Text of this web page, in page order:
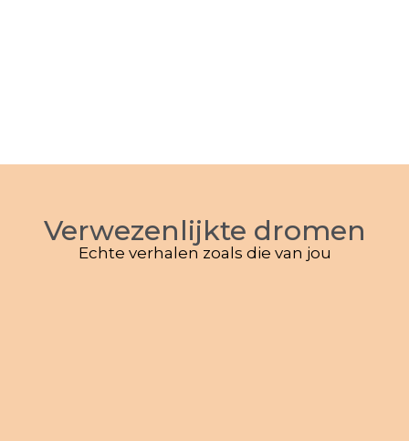
Verwezenlijkte dromen
Echte verhalen zoals die van jou